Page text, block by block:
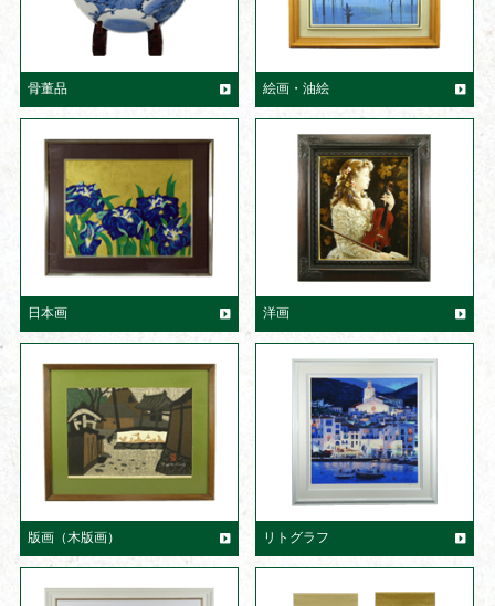
骨董品 絵画・油絵
日本画 洋画
版画（木版画） リトグラフ